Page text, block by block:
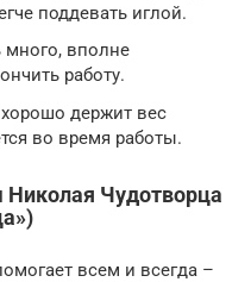
поддевать иглой.
много, вполне
работу.
держит вес
во время работы.
Чудотворца
всем и всегда –